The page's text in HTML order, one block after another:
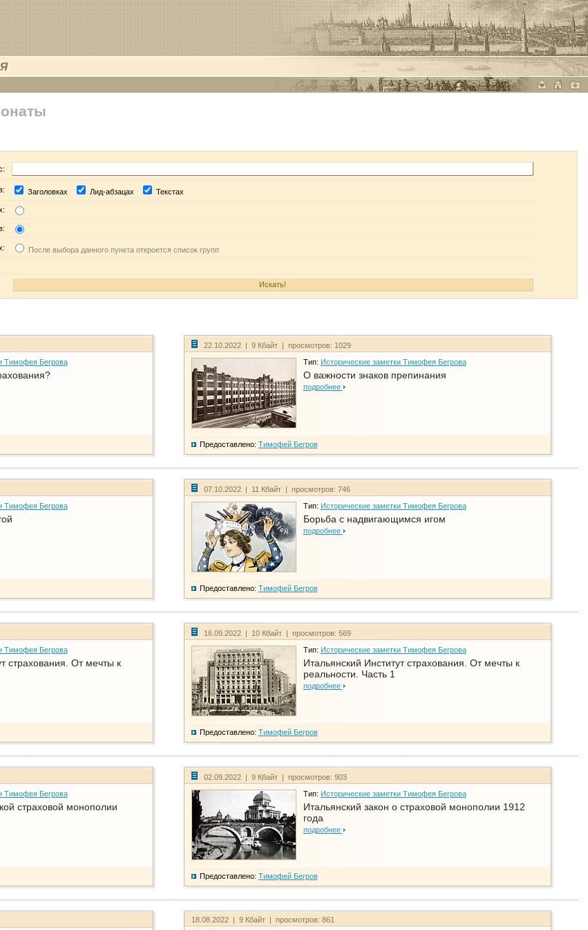
Заголовках Лид-абзацах Текстах
После выбора данного пункта откроется список групп
Тимофея Бегрова
22.10.2022 | 9 Кбайт | просмотров: 1029
Тип: Исторические заметки Тимофея Бегрова
О важности знаков препинания
подробнее
Предоставлено: Тимофей Бегров
Тимофея Бегрова
07.10.2022 | 11 Кбайт | просмотров: 746
Тип: Исторические заметки Тимофея Бегрова
Борьба с надвигающимся игом
подробнее
Предоставлено: Тимофей Бегров
Тимофея Бегрова
страхования. От мечты к
16.09.2022 | 10 Кбайт | просмотров: 569
Тип: Исторические заметки Тимофея Бегрова
Итальянский Институт страхования. От мечты к
реальности. Часть 1
подробнее
Предоставлено: Тимофей Бегров
Тимофея Бегрова
страховой монополии
02.09.2022 | 9 Кбайт | просмотров: 903
Тип: Исторические заметки Тимофея Бегрова
Итальянский закон о страховой монополии 1912
года
подробнее
Предоставлено: Тимофей Бегров
18.08.2022 | 9 Кбайт | просмотров: 861